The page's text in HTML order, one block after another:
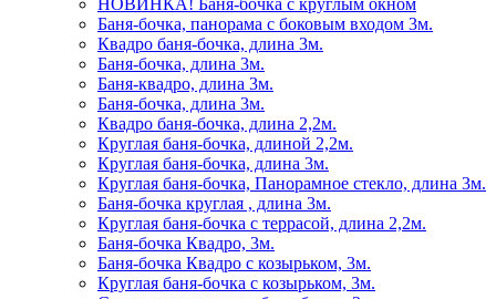
Баня-бочка, панорама с боковым входом 3м.
Квадро баня-бочка, длина 3м.
Баня-бочка, длина 3м.
Баня-квадро, длина 3м.
Баня-бочка, длина 3м.
Квадро баня-бочка, длина 2,2м.
Круглая баня-бочка, длиной 2,2м.
Круглая баня-бочка, длина 3м.
Круглая баня-бочка, Панорамное стекло, длина 3м.
Баня-бочка круглая , длина 3м.
Круглая баня-бочка с террасой, длина 2,2м.
Баня-бочка Квадро, 3м.
Баня-бочка Квадро с козырьком, 3м.
Круглая баня-бочка с козырьком, 3м.